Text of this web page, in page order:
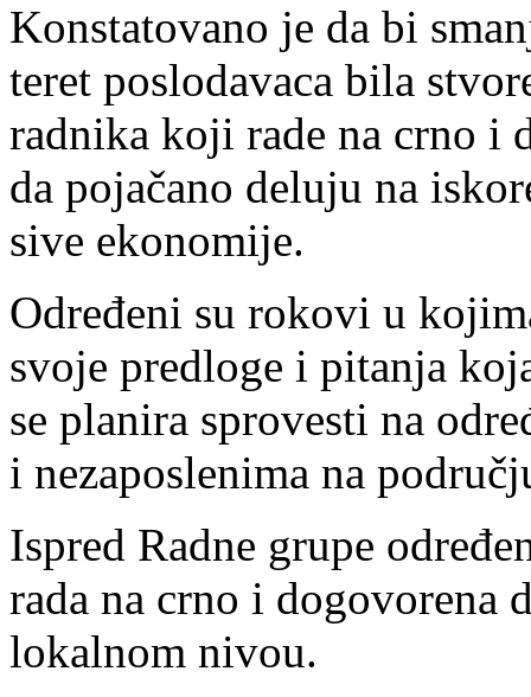
Konstatovano je da bi
teret poslodavaca bila
radnika koji rade na crno i
da pojačano deluju na
sive ekonomije.
Određeni su rokovi u
svoje predloge i pitanja
se planira sprovesti na
i nezaposlenima na
Ispred Radne grupe
rada na crno i dogovorena
lokalnom nivou.